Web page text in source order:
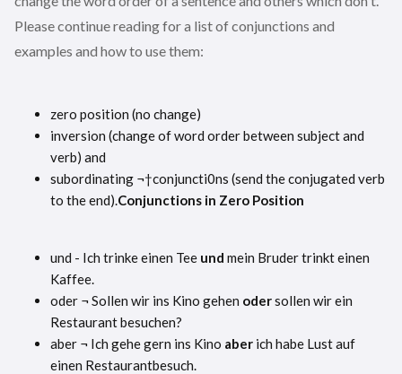
Please continue reading for a list of conjunctions and
examples and how to use them:
zero position (no change)
inversion (change of word order between subject and
verb) and
subordinating ¬†conjuncti0ns (send the conjugated verb
to the end).Conjunctions in Zero Position
und - Ich trinke einen Tee und mein Bruder trinkt einen
Kaffee.
oder ¬ Sollen wir ins Kino gehen odersollen wir ein
Restaurant besuchen?
aber ¬ Ich gehe gern ins Kino aber ich habe Lust auf
einen Restaurantbesuch.